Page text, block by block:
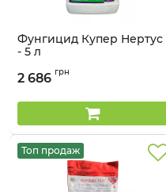
Фунгицид Купер Нертус
- 5 л
2 686 грн
Топ продаж